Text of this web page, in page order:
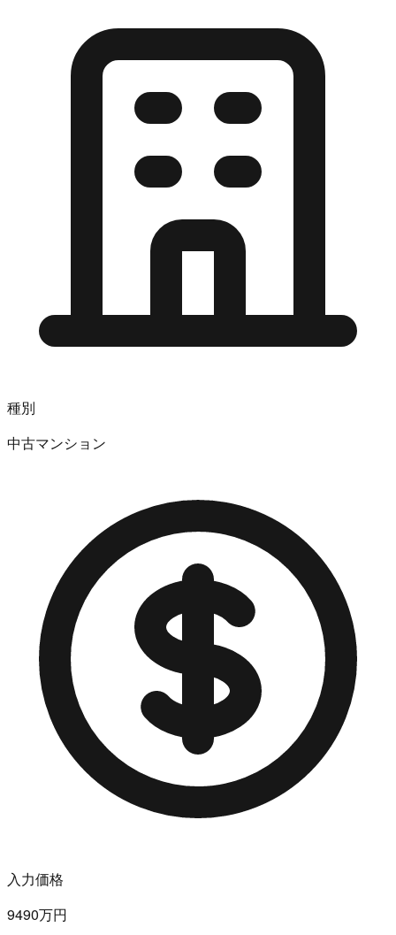
種別
中古マンション
入力価格
9490万円